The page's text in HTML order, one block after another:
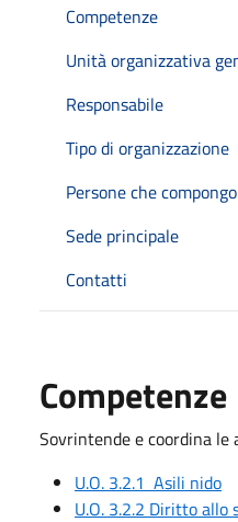
Competenze
Unità organizzativa
Responsabile
Tipo di organizzazione
Persone che
Sede principale
Contatti
Competenze
Sovrintende e coordina
U.O. 3.2.1 Asili nido
U.O. 3.2.2 Diritto allo